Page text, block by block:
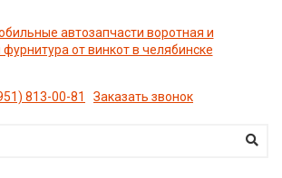
813-00-81 Заказать звонок